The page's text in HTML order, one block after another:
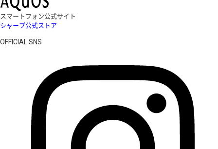
スマートフォン公式サイト
シャープ公式ストア
OFFICIAL SNS